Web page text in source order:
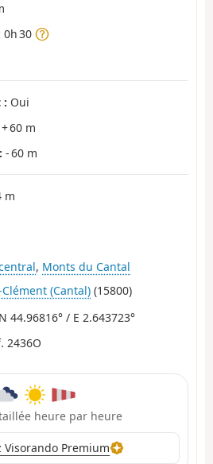
0h 30
: Oui
+ 60 m
- 60 m
m
, Monts du Cantal
(Cantal) (15800)
N 44.96816° / E 2.643723°
2436O
heure par heure
Visorando Premium